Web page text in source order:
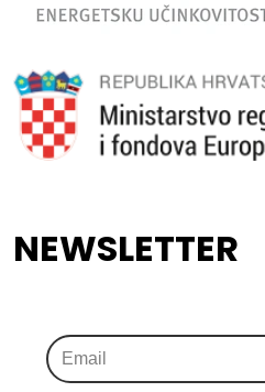
NEWSLETTER